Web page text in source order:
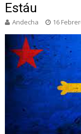
Estáu
Andecha 16